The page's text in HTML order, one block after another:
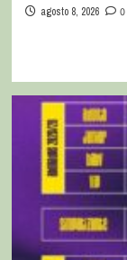
agosto 8, 2026 0